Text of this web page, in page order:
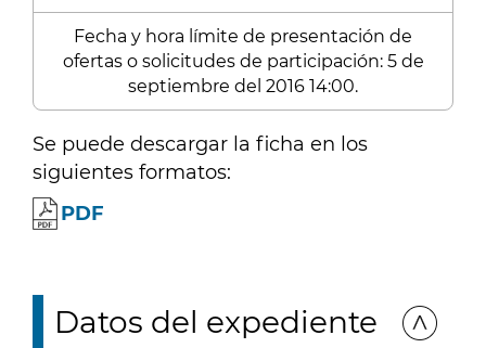
Fecha y hora límite de presentación de
ofertas o solicitudes de participación: 5 de
septiembre del 2016 14:00.
Se puede descargar la ficha en los
siguientes formatos:
PDF
Datos del expediente